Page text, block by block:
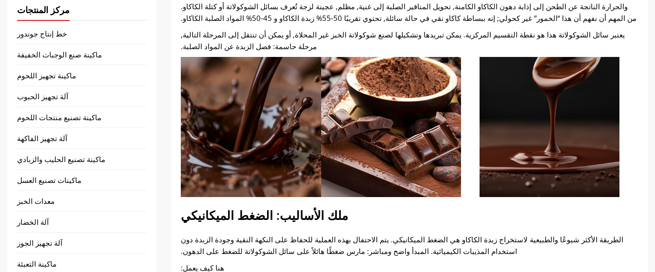
والحرارة الناتجة عن الطحن إلى إذابة دهون الكاكاو الكامنة, تحويل المناقير الصلبة إلى غنية, مظلم, عجينة لزجة تُعرف بسائل الشوكولاتة أو كتلة الكاكاو.
من المهم أن نفهم أن هذا “الخمور” غير كحولي; إنه ببساطة كاكاو نقي في حالة سائلة, تحتوي تقريبًا 50-55% زبدة الكاكاو و 45-50% المواد الصلبة الكاكاو.
يعتبر سائل الشوكولاتة هذا هو نقطة التقسيم المركزية. يمكن تبريدها وتشكيلها لصنع شوكولاتة الخبز غير المحلاة, أو يمكن أن تنتقل إلى المرحلة التالية,
مرحلة حاسمة: فصل الزبدة عن المواد الصلبة.
ملك الأساليب: الضغط الميكانيكي
الطريقة الأكثر شيوعًا والطبيعية لاستخراج زبدة الكاكاو هي الضغط الميكانيكي. يتم الاحتفال بهذه العملية للحفاظ على النكهة النقية وجودة الزبدة دون
استخدام المذيبات الكيميائية. المبدأ واضح ومباشر: مارس ضغطًا هائلاً على سائل الشوكولاتة للضغط على الدهون.
هنا كيف يعمل:
مركز المنتجات
خط إنتاج جوندور
ماكينة صنع الوجبات الخفيفة
ماكينة تجهيز اللحوم
آلة تجهيز الحبوب
ماكينة تصنيع منتجات اللحوم
آلة تجهيز الفاكهة
ماكينة تصنيع الحليب والزبادي
ماكينات تصنيع العسل
معدات الخبز
آلة الخضار
آلة تجهيز الجوز
ماكينة التعبئة